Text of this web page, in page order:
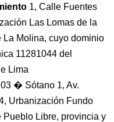
1, Calle Fuentes
Las Lomas de la
Molina, cuyo dominio
11281044 del
Lima
� Sótano 1, Av.
Urbanización Fundo
Libre, provincia y